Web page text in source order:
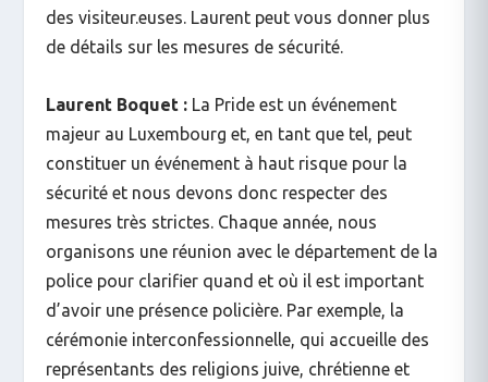
des visiteur.euses. Laurent peut vous donner plus
de détails sur les mesures de sécurité.
Laurent Boquet : La Pride est un événement
majeur au Luxembourg et, en tant que tel, peut
constituer un événement à haut risque pour la
sécurité et nous devons donc respecter des
mesures très strictes. Chaque année, nous
organisons une réunion avec le département de la
police pour clarifier quand et où il est important
d’avoir une présence policière. Par exemple, la
cérémonie interconfessionnelle, qui accueille des
représentants des religions juive, chrétienne et